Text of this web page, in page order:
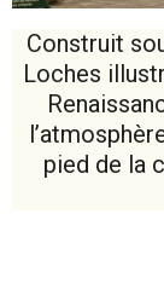
Construit
Loches
pied de la